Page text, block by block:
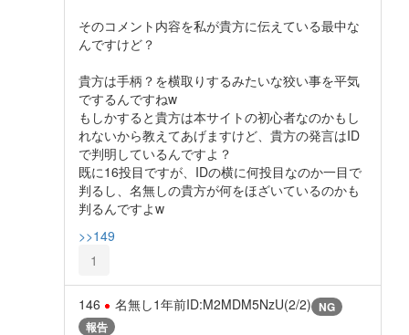
そのコメント内容を私が貴方に伝えている最中な
んですけど？
貴方は手柄？を横取りするみたいな狡い事を平気
でするんですねw
もしかすると貴方は本サイトの初心者なのかもし
れないから教えてあげますけど、貴方の発言はID
で判明しているんですよ？
既に16投目ですが、IDの横に何投目なのか一目で
判るし、名無しの貴方が何をほざいているのかも
判るんですよw
>>149
1
146 名無し1年前ID:M2MDM5NzU(2/2) NG
報告